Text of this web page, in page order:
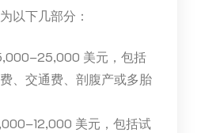
以下几部分：
美元，包括
、交通费、剖腹产或多胎
美元，包括试